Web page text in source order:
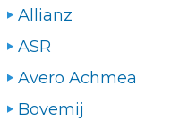
Allianz
ASR
Avero Achmea
Bovemij